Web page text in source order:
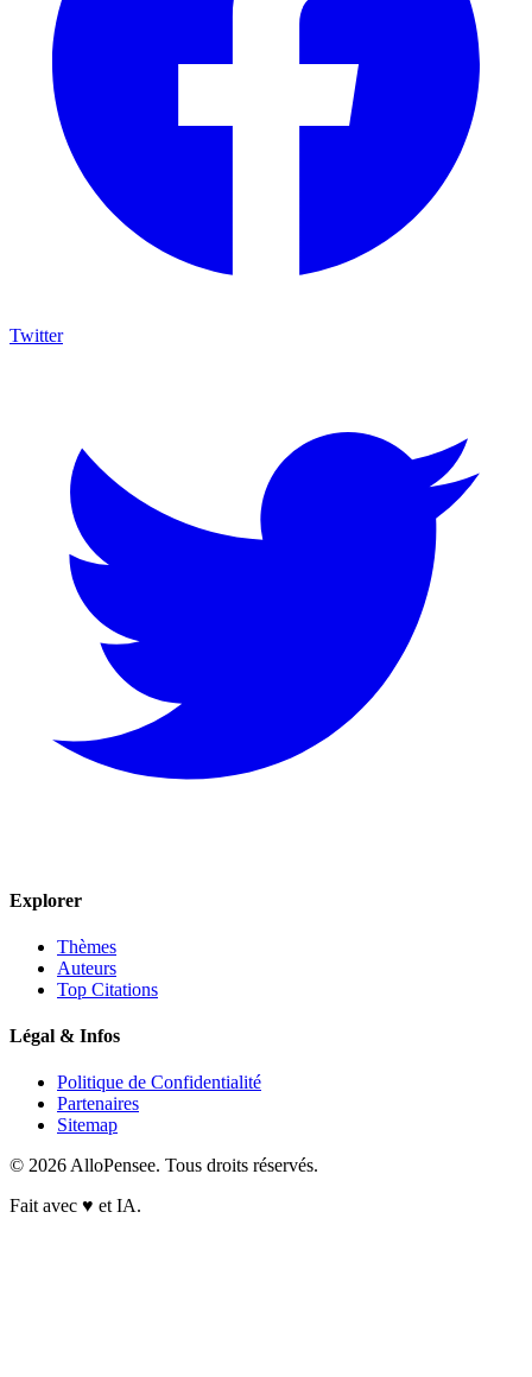
Twitter
Explorer
Thèmes
Auteurs
Top Citations
Légal & Infos
Politique de Confidentialité
Partenaires
Sitemap
© 2026 AlloPensee. Tous droits réservés.
Fait avec ♥ et IA.